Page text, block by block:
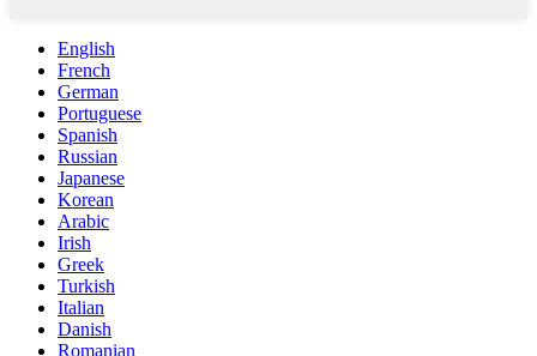
English
French
German
Portuguese
Spanish
Russian
Japanese
Korean
Arabic
Irish
Greek
Turkish
Italian
Danish
Romanian